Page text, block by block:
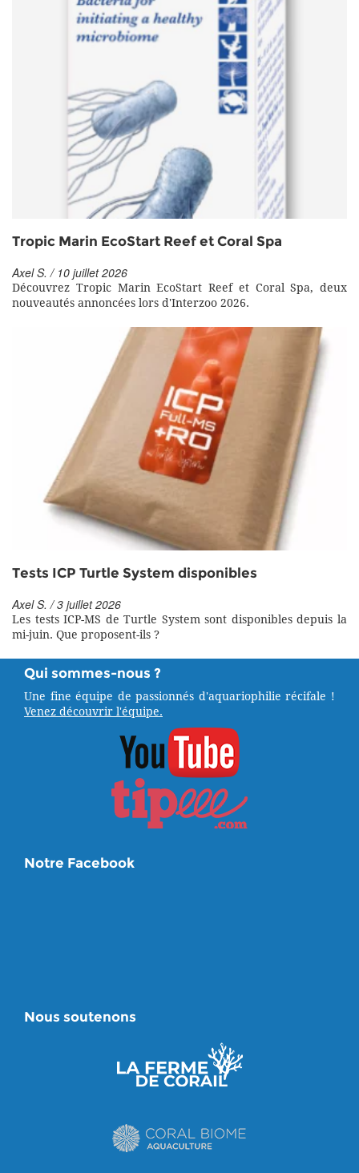
Tropic Marin EcoStart Reef et Coral Spa
Axel S. / 10 juillet 2026
Découvrez Tropic Marin EcoStart Reef et Coral Spa, deux
nouveautés annoncées lors d'Interzoo 2026.
Tests ICP Turtle System disponibles
Axel S. / 3 juillet 2026
Les tests ICP-MS de Turtle System sont disponibles depuis la
mi-juin. Que proposent-ils ?
Qui sommes-nous ?
Une fine équipe de passionnés d'aquariophilie récifale !
Venez découvrir l'équipe.
Notre Facebook
Nous soutenons